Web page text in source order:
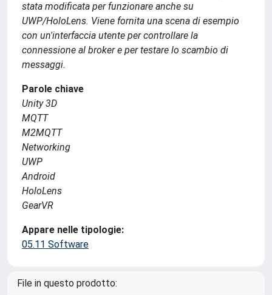
stata modificata per funzionare anche su
UWP/HoloLens. Viene fornita una scena di esempio
con un'interfaccia utente per controllare la
connessione al broker e per testare lo scambio di
messaggi.
Parole chiave
Unity 3D
MQTT
M2MQTT
Networking
UWP
Android
HoloLens
GearVR
Appare nelle tipologie:
05.11 Software
File in questo prodotto: